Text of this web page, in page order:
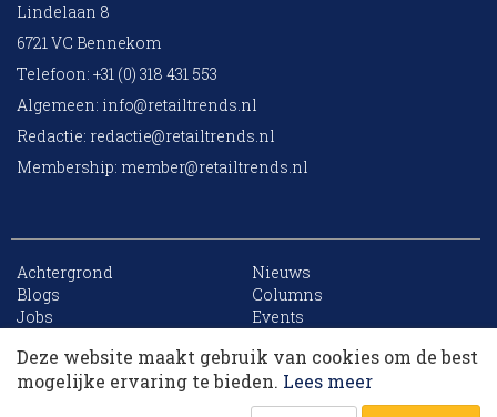
Lindelaan 8
6721 VC Bennekom
Telefoon: +31 (0) 318 431 553
Algemeen: info@retailtrends.nl
Redactie: redactie@retailtrends.nl
Membership: member@retailtrends.nl
Achtergrond
Nieuws
Blogs
Columns
Jobs
Events
Archief
Sitemap
Deze website maakt gebruik van cookies om de best
mogelijke ervaring te bieden. Lees meer
10 collega’s
Korting op events